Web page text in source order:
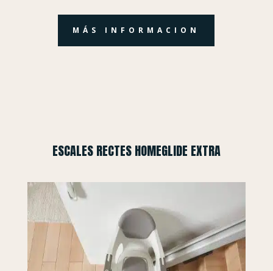
MÁS INFORMACION
ESCALES RECTES HOMEGLIDE EXTRA